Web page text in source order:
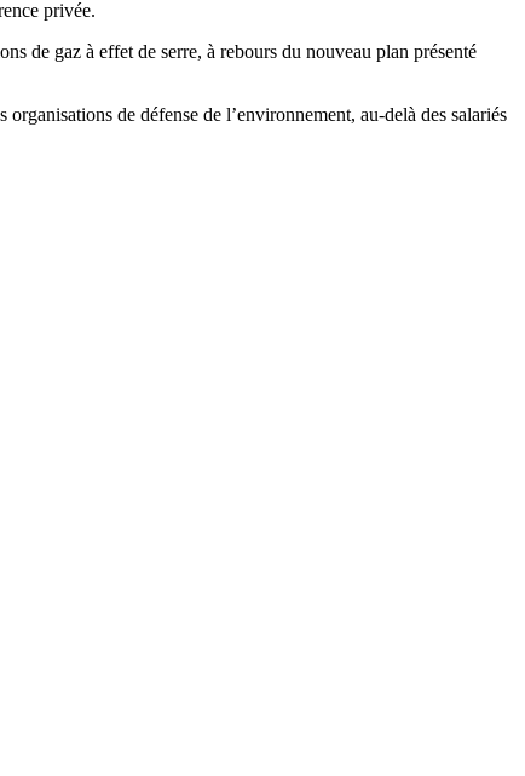
privée.
de gaz à effet de serre, à rebours du nouveau plan présenté
de défense de l’environnement, au-delà des salariés